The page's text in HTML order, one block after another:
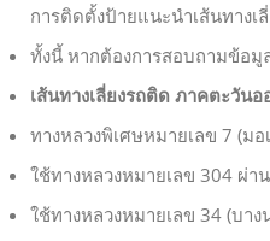
การติดตั้งป้ายแนะนำเส้นทางเ
ทั้งนี้ หากต้องการสอบถามข้อ
เส้นทางเลี่ยงรถติด ภาคตะวัน
ทางหลวงพิเศษหมายเลข 7 (มอ
ใช้ทางหลวงหมายเลข 304 ผ่
ใช้ทางหลวงหมายเลข 34 (บา